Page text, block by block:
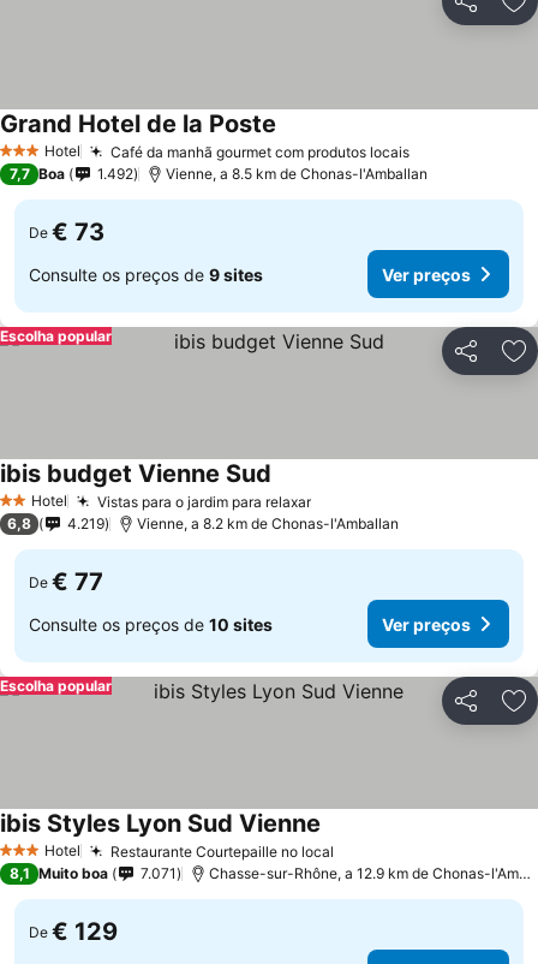
Partilhar
3 EstrelasHotel Café da manhã gourmet com produtos locaisVer preços
Grand Hotel de la Poste
7,7 Boa 1.492 Vienne, a 8.5 km de Chonas-l'Amballan
De € 73
Consulte os preços de 9 sites Ver preços
Partilhar
Escolha popular
2 Estrelas
Hotel Vistas para o jardim para relaxarVer preços
ibis budget Vienne Sud
6,8 4.219 Vienne, a 8.2 km de Chonas-l'Amballan
De € 77
Consulte os preços de 10 sites Ver preços
Partilhar
Escolha popular
3 EstrelasHotel Restaurante Courtepaille no local
ibis Styles Lyon Sud Vienne
8,1 Muito boa 7.071 Chasse-sur-Rhône, a 12.9 km de Chonas-
De € 129